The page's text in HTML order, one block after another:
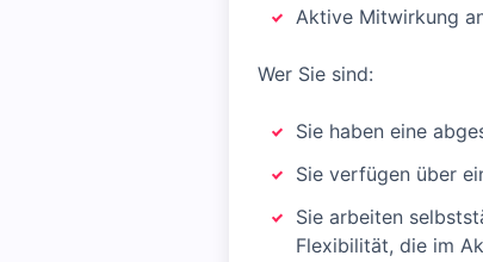
Aktive Mitwirkung
Wer Sie sind:
Sie haben eine
Sie verfügen über
Sie arbeiten
Flexibilität, die im